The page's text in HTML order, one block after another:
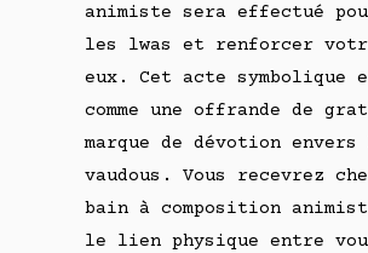
animiste sera effectué
les lwas et renforcer
eux. Cet acte symbolique
comme une offrande de
marque de dévotion
vaudous. Vous recevrez
bain à composition
le lien physique entre